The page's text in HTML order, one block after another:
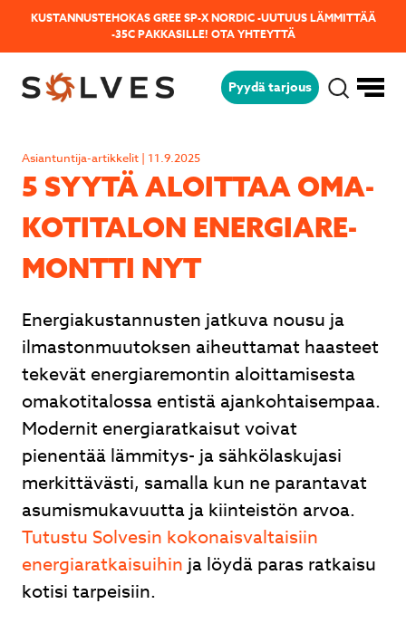
KUSTANNUSTEHOKAS GREE SP-X NORDIC -UUTUUS LÄMMITTÄÄ
-35C PAKKASILLE! OTA YHTEYTTÄ
Pyydä tarjous
Asiantuntija-artikkelit | 11.9.2025
5 SYYTÄ ALOITTAA OMA­
KO­TI­TA­LON ENER­GIA­RE­
MONT­TI NYT
Energiakustannusten jatkuva nousu ja
ilmastonmuutoksen aiheuttamat haasteet
tekevät energiaremontin aloittamisesta
omakotitalossa entistä ajankohtaisempaa.
Modernit energiaratkaisut voivat
pienentää lämmitys- ja sähkölaskujasi
merkittävästi, samalla kun ne parantavat
asumismukavuutta ja kiinteistön arvoa.
Tutustu Solvesin kokonaisvaltaisiin
energiaratkaisuihin ja löydä paras ratkaisu
kotisi tarpeisiin.
Jäikö sinulla kysyttävää?
Lähetä kysymyksesi helposti tämän
lomakkeen avulla niin vastaamme sinulle
mahdollisimman pian!
Lähetä
Ilmalämpöpumpusta nopea tarjous, nopea
toimitus ja ammattitaitoinen asennus. Hyvät
neuvot kaupan päälle.